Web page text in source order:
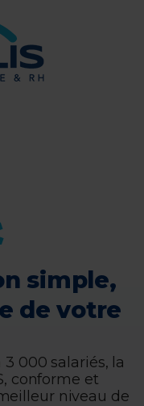
simple,
de votre
000 salariés, la
conforme et
niveau de